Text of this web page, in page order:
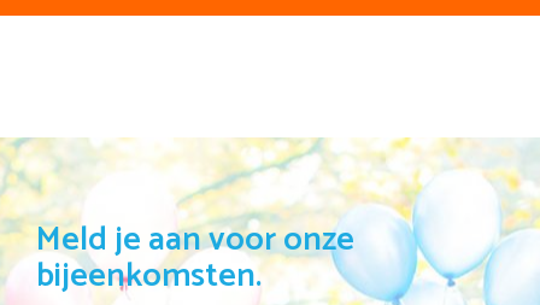
Meld je aan voor onze
bijeenkomsten.